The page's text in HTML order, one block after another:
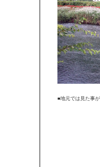
■地元では見た事